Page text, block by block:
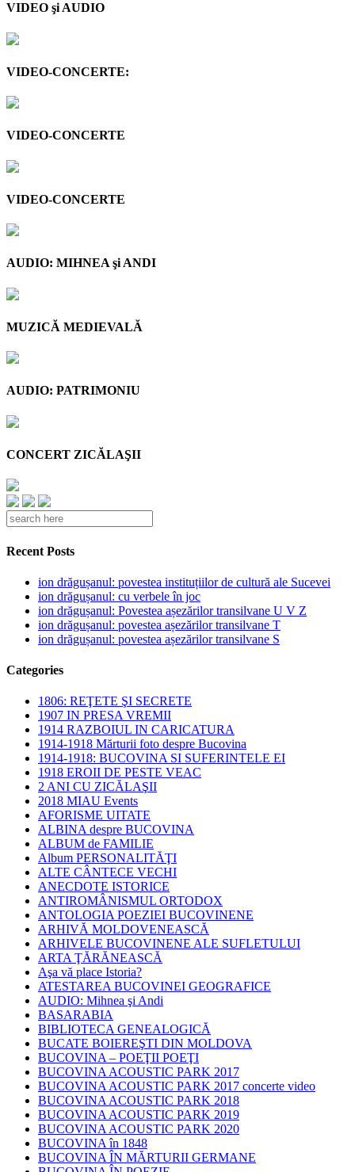
VIDEO şi AUDIO
VIDEO-CONCERTE:
VIDEO-CONCERTE
VIDEO-CONCERTE
AUDIO: MIHNEA şi ANDI
MUZICĂ MEDIEVALĂ
AUDIO: PATRIMONIU
CONCERT ZICĂLAŞII
Recent Posts
ion drăgușanul: povestea instituțiilor de cultură ale Sucevei
ion drăgușanul: cu verbele în joc
ion drăgușanul: Povestea așezărilor transilvane U V Z
ion drăgușanul: povestea așezărilor transilvane T
ion drăgușanul: povestea așezărilor transilvane S
Categories
1806: REŢETE ŞI SECRETE
1907 IN PRESA VREMII
1914 RAZBOIUL IN CARICATURA
1914-1918 Mărturii foto despre Bucovina
1914-1918: BUCOVINA SI SUFERINTELE EI
1918 EROII DE PESTE VEAC
2 ANI CU ZICĂLAŞII
2018 MIAU Events
AFORISME UITATE
ALBINA despre BUCOVINA
ALBUM de FAMILIE
Album PERSONALITĂŢI
ALTE CÂNTECE VECHI
ANECDOTE ISTORICE
ANTIROMÂNISMUL ORTODOX
ANTOLOGIA POEZIEI BUCOVINENE
ARHIVĂ MOLDOVENEASCĂ
ARHIVELE BUCOVINENE ALE SUFLETULUI
ARTA ŢĂRĂNEASCĂ
Aşa vă place Istoria?
ATESTAREA BUCOVINEI GEOGRAFICE
AUDIO: Mihnea şi Andi
BASARABIA
BIBLIOTECA GENEALOGICĂ
BUCATE BOIEREŞTI DIN MOLDOVA
BUCOVINA – POEŢII POEŢI
BUCOVINA ACOUSTIC PARK 2017
BUCOVINA ACOUSTIC PARK 2017 concerte video
BUCOVINA ACOUSTIC PARK 2018
BUCOVINA ACOUSTIC PARK 2019
BUCOVINA ACOUSTIC PARK 2020
BUCOVINA în 1848
BUCOVINA ÎN MĂRTURII GERMANE